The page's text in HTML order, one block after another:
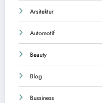
Arsitektur
Automotif
Beauty
Blog
Bussiness